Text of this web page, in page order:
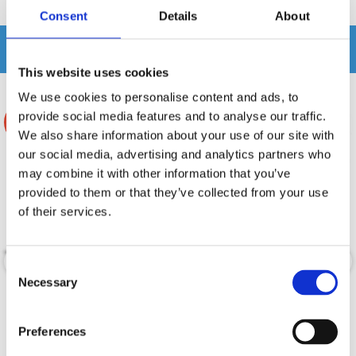
Consent Details About
This website uses cookies
We use cookies to personalise content and ads, to
provide social media features and to analyse our traffic.
We also share information about your use of our site with
our social media, advertising and analytics partners who
may combine it with other information that you’ve
provided to them or that they’ve collected from your use
of their services.
Selection
Necessary
Preferences
-6%
2st Specialfilter för 2ohms drift Delningsfilter för Compose i7 högtalare